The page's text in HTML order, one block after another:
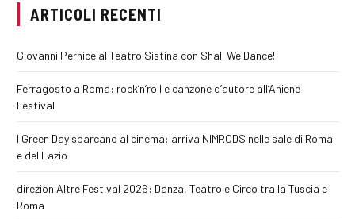
ARTICOLI RECENTI
Giovanni Pernice al Teatro Sistina con Shall We Dance!
Ferragosto a Roma: rock’n’roll e canzone d’autore all’Aniene
Festival
I Green Day sbarcano al cinema: arriva NIMRODS nelle sale di Roma
e del Lazio
direzioniAltre Festival 2026: Danza, Teatro e Circo tra la Tuscia e
Roma